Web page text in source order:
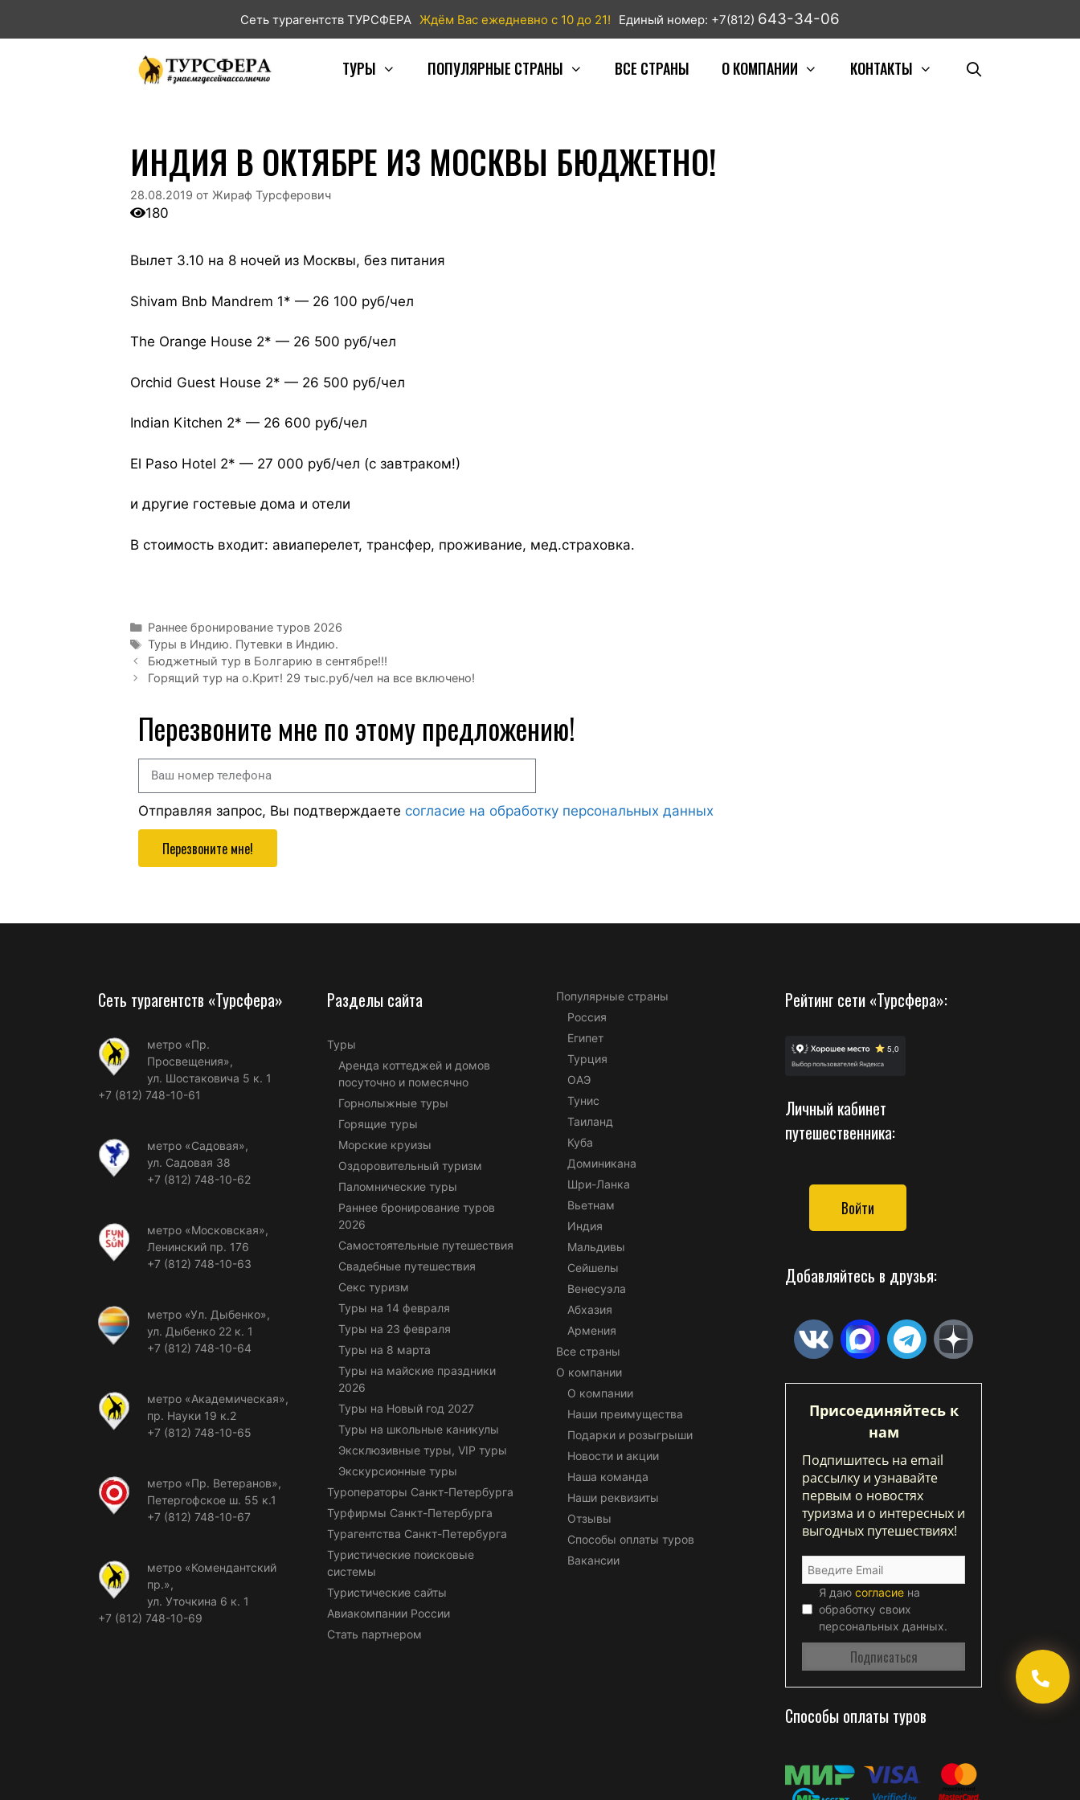
Сеть турагентств ТУРСФЕРА Ждём Вас ежедневно с 10 до 21! Единый номер: +7(812) 643-34-06
ТУРЫ ПОПУЛЯРНЫЕ СТРАНЫ ВСЕ СТРАНЫ О КОМПАНИИ КОНТАКТЫ
ИНДИЯ В ОКТЯБРЕ ИЗ МОСКВЫ БЮДЖЕТНО!
28.08.2019 от Жираф Турсферович
180
Вылет 3.10 на 8 ночей из Москвы, без питания
Shivam Bnb Mandrem 1* — 26 100 руб/чел
The Orange House 2* — 26 500 руб/чел
Orchid Guest House 2* — 26 500 руб/чел
Indian Kitchen 2* — 26 600 руб/чел
El Paso Hotel 2* — 27 000 руб/чел (с завтраком!)
и другие гостевые дома и отели
В стоимость входит: авиаперелет, трансфер, проживание, мед.страховка.
Раннее бронирование туров 2026
Туры в Индию. Путевки в Индию.
Бюджетный тур в Болгарию в сентябре!!!
Горящий тур на о.Крит! 29 тыс.руб/чел на все включено!
Перезвоните мне по этому предложению!
Отправляя запрос, Вы подтверждаете согласие на обработку персональных данных
Перезвоните мне!
Сеть турагентств «Турсфера»
метро «Пр.
Просвещения»,
ул. Шостаковича 5 к. 1
+7 (812) 748-10-61
метро «Садовая»,
ул. Садовая 38
+7 (812) 748-10-62
метро «Московская»,
Ленинский пр. 176
+7 (812) 748-10-63
метро «Ул. Дыбенко»,
ул. Дыбенко 22 к. 1
+7 (812) 748-10-64
метро «Академическая»,
пр. Науки 19 к.2
+7 (812) 748-10-65
метро «Пр. Ветеранов»,
Петергофское ш. 55 к.1
+7 (812) 748-10-67
метро «Комендантский
пр.»,
ул. Уточкина 6 к. 1
+7 (812) 748-10-69
Разделы сайта
Туры
Аренда коттеджей и домов
посуточно и помесячно
Горнолыжные туры
Горящие туры
Морские круизы
Оздоровительный туризм
Паломнические туры
Раннее бронирование туров
2026
Самостоятельные путешествия
Свадебные путешествия
Секс туризм
Туры на 14 февраля
Туры на 23 февраля
Туры на 8 марта
Туры на майские праздники
2026
Туры на Новый год 2027
Туры на школьные каникулы
Эксклюзивные туры, VIP туры
Экскурсионные туры
Туроператоры Санкт-Петербурга
Турфирмы Санкт-Петербурга
Турагентства Санкт-Петербурга
Туристические поисковые
системы
Туристические сайты
Авиакомпании России
Стать партнером
Популярные страны
Россия
Египет
Турция
ОАЭ
Тунис
Таиланд
Куба
Доминикана
Шри-Ланка
Вьетнам
Индия
Мальдивы
Сейшелы
Венесуэла
Абхазия
Армения
Все страны
О компании
О компании
Наши преимущества
Подарки и розыгрыши
Новости и акции
Наша команда
Наши реквизиты
Отзывы
Способы оплаты туров
Вакансии
Рейтинг сети «Турсфера»:
Личный кабинет
путешественника:
Войти
Добавляйтесь в друзья:
Присоединяйтесь к
нам
Подпишитесь на email
рассылку и узнавайте
первым о новостях
туризма и о интересных и
выгодных путешествиях!
Я даю согласие на
обработку своих
персональных данных.
Способы оплаты туров